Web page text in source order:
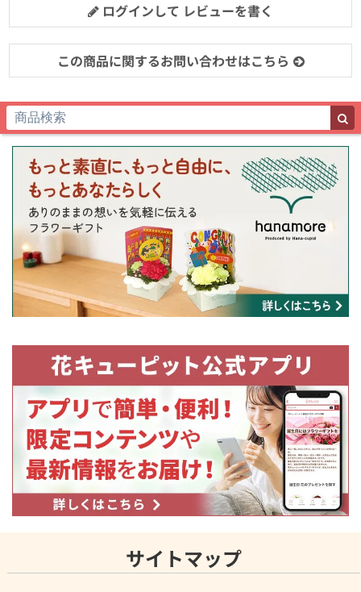
ログインして レビューを書く
この商品に関するお問い合わせはこちら
サイトマップ